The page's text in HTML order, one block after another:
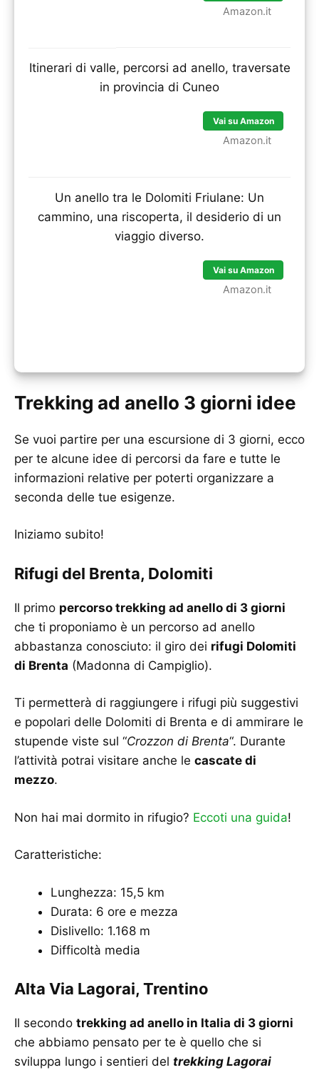
Amazon.it
Itinerari di valle, percorsi ad anello, traversate
in provincia di Cuneo
Vai su Amazon
Amazon.it
Un anello tra le Dolomiti Friulane: Un
cammino, una riscoperta, il desiderio di un
viaggio diverso.
Vai su Amazon
Amazon.it
Trekking ad anello 3 giorni idee
Se vuoi partire per una escursione di 3 giorni, ecco
per te alcune idee di percorsi da fare e tutte le
informazioni relative per poterti organizzare a
seconda delle tue esigenze.
Iniziamo subito!
Rifugi del Brenta, Dolomiti
Il primo percorso trekking ad anello di 3 giorni
che ti proponiamo è un percorso ad anello
abbastanza conosciuto: il giro dei rifugi Dolomiti
di Brenta (Madonna di Campiglio).
Ti permetterà di raggiungere i rifugi più suggestivi
e popolari delle Dolomiti di Brenta e di ammirare le
stupende viste sul “Crozzon di Brenta“. Durante
l’attività potrai visitare anche le cascate di
mezzo.
Non hai mai dormito in rifugio? Eccoti una guida!
Caratteristiche:
Lunghezza: 15,5 km
Durata: 6 ore e mezza
Dislivello: 1.168 m
Difficoltà media
Alta Via Lagorai, Trentino
Il secondo trekking ad anello in Italia di 3 giorni
che abbiamo pensato per te è quello che si
sviluppa lungo i sentieri del trekking Lagorai